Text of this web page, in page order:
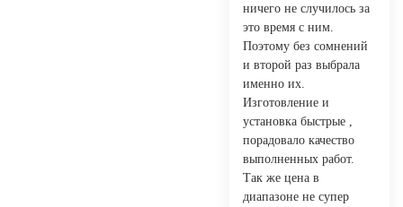
ничего не случилось за
это время с ним.
Поэтому без сомнений
и второй раз выбрала
именно их.
Изготовление и
установка быстрые ,
порадовало качество
выполненных работ.
Так же цена в
диапазоне не супер